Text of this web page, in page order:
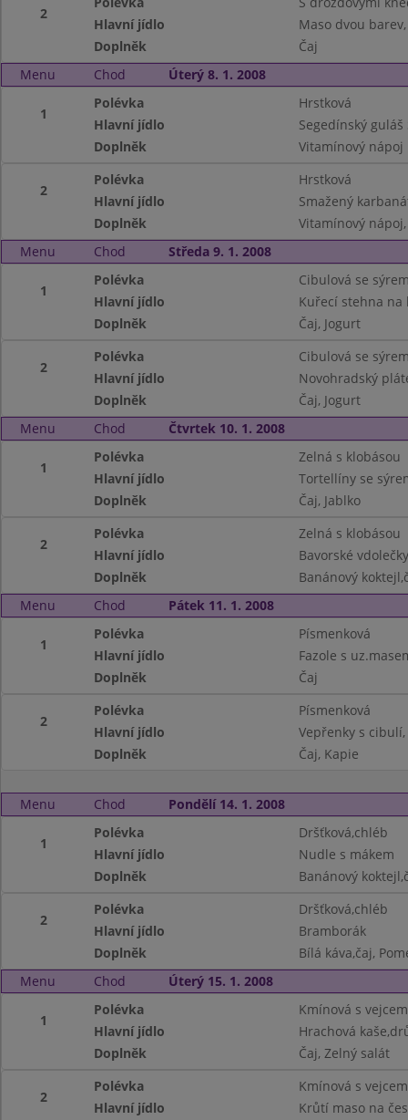
2
Hlavní jídlo
Maso dvou
Doplněk
Čaj
Menu
Chod Úterý 8. 1. 2008
1
Polévka
Hrstková
Hlavní jídlo
Segedínský
Doplněk
Vitamínový nápoj
2
Polévka
Hrstková
Hlavní jídlo
Smažený
Doplněk
Vitamínový
Menu
Chod Středa 9. 1. 2008
1
Polévka
Cibulová se
Hlavní jídlo
Kuřecí stehna na
Doplněk
Čaj, Jogurt
2
Polévka
Cibulová se
Hlavní jídlo
Novohradský
Doplněk
Čaj, Jogurt
Menu
Chod Čtvrtek 10. 1. 2008
1
Polévka
Zelná s klobásou
Hlavní jídlo
Tortellíny se
Doplněk
Čaj, Jablko
2
Polévka
Zelná s klobásou
Hlavní jídlo
Bavorské vdolečky
Doplněk
Banánový
Menu
Chod Pátek 11. 1. 2008
1
Polévka
Písmenková
Hlavní jídlo
Fazole s
Doplněk
Čaj
2
Polévka
Písmenková
Hlavní jídlo
Vepřenky s
Doplněk
Čaj, Kapie
Menu Chod Pondělí 14. 1. 2008
1
Polévka
Dršťková,chléb
Hlavní jídlo
Nudle s mákem
Doplněk
Banánový
2
Polévka
Dršťková,chléb
Hlavní jídlo
Bramborák
Doplněk
Bílá káva,čaj,
Menu
Chod Úterý 15. 1. 2008
1
Polévka
Kmínová s vejcem
Hlavní jídlo
Hrachová
Doplněk
Čaj, Zelný salát
2
Polévka
Kmínová s vejcem
Hlavní jídlo
Krůtí maso na